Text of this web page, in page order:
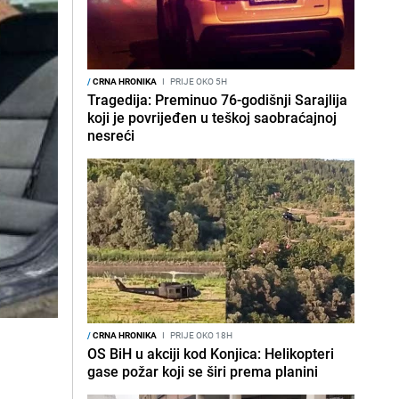
/CRNA HRONIKA I PRIJE OKO 5H
Tragedija: Preminuo 76-godišnji Sarajlija
koji je povrijeđen u teškoj saobraćajnoj
nesreći
/CRNA HRONIKA I PRIJE OKO 18H
OS BiH u akciji kod Konjica: Helikopteri
gase požar koji se širi prema planini